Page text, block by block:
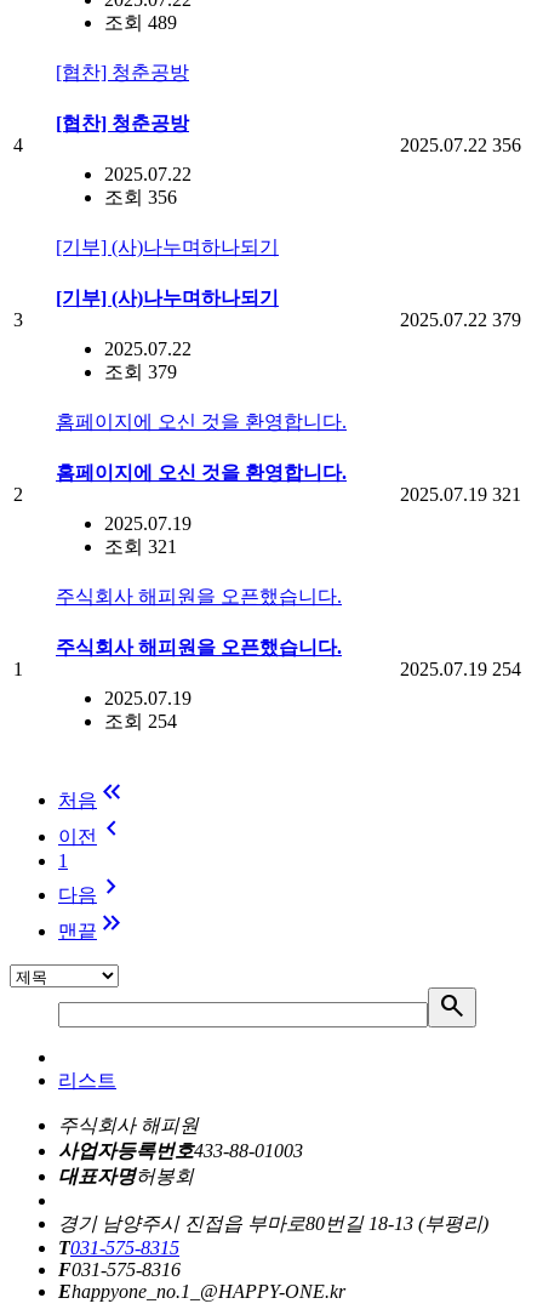
조회 489
4
[협찬] 청춘공방
[협찬] 청춘공방
2025.07.22
조회 356
2025.07.22 356
3
[기부] (사)나누며하나되기
[기부] (사)나누며하나되기
2025.07.22
조회 379
2025.07.22 379
2
홈페이지에 오신 것을 환영합니다.
홈페이지에 오신 것을 환영합니다.
2025.07.19
조회 321
2025.07.19 321
1
주식회사 해피원을 오픈했습니다.
주식회사 해피원을 오픈했습니다.
2025.07.19
조회 254
2025.07.19 254
처음 keyboard_double_arrow_left
이전 keyboard_arrow_left
1
다음 keyboard_arrow_right
맨끝 keyboard_double_arrow_right
search
리스트
주식회사 해피원
사업자등록번호433-88-01003
대표자명허봉회
경기 남양주시 진접읍 부마로80번길 18-13 (부평리)
T031-575-8315
F031-575-8316
Ehappyone_no.1_@HAPPY-ONE.kr